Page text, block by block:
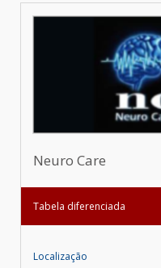
Neuro Care
Tabela diferenciada
Localização